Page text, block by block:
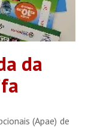
da
(Apae) de